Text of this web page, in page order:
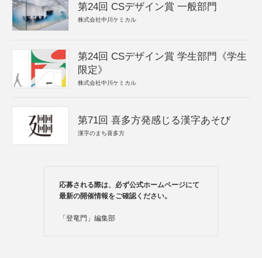
第24回 CSデザイン賞 一般部門
株式会社中川ケミカル
第24回 CSデザイン賞 学生部門《学生
限定》
株式会社中川ケミカル
第71回 喜多方発感じる漢字あそび
漢字のまち喜多方
応募される際は、必ず公式ホームページにて
最新の開催情報をご確認ください。
「登竜門」編集部